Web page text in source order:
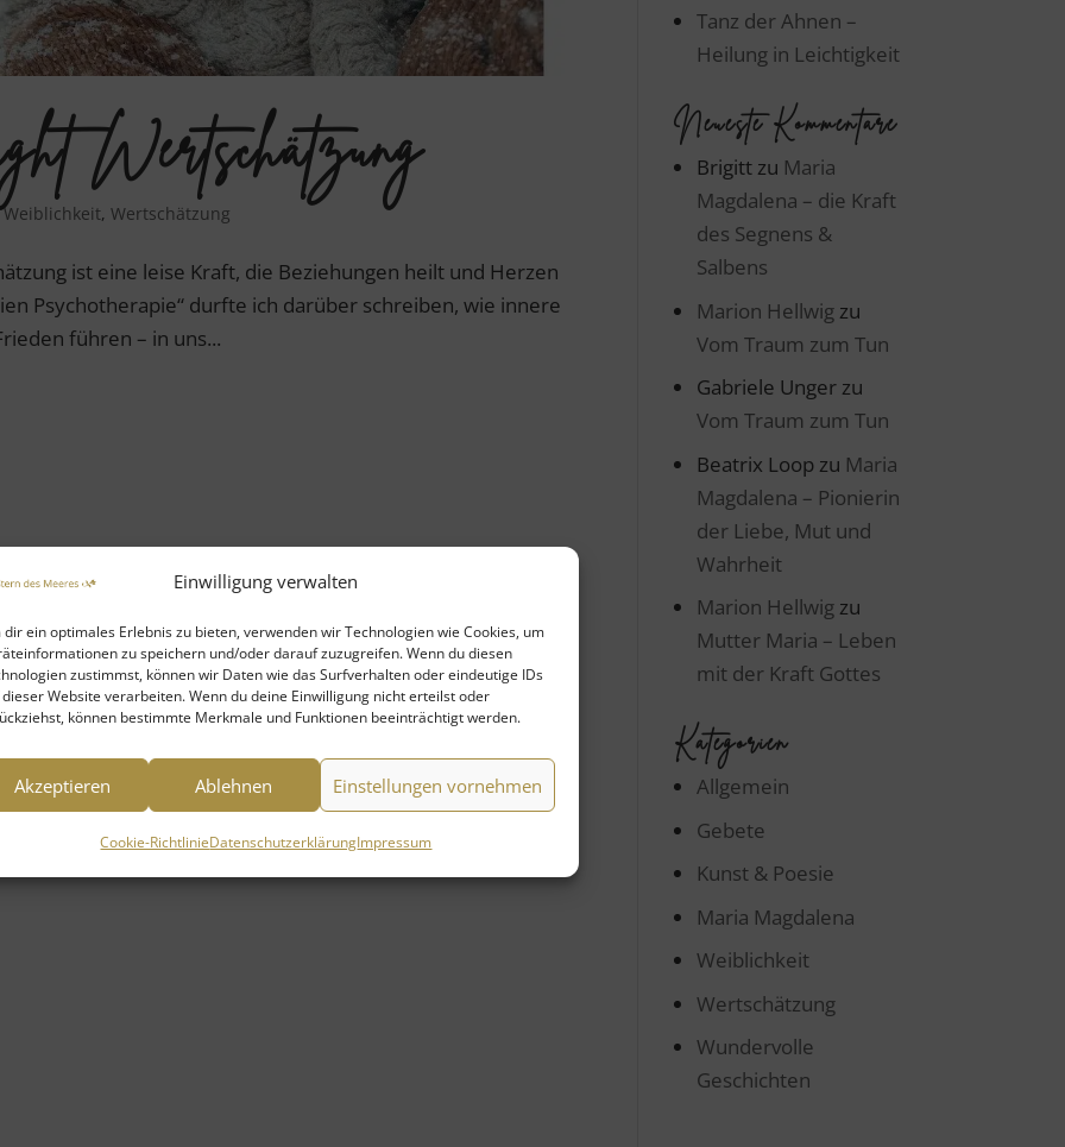
Einwilligung verwalten
dir ein optimales Erlebnis zu bieten, verwenden wir Technologien wie Cookies, um
zu speichern und/oder darauf zuzugreifen. Wenn du diesen
zustimmst, können wir Daten wie das Surfverhalten oder eindeutige IDs
Website verarbeiten. Wenn du deine Einwilligung nicht erteilst oder
können bestimmte Merkmale und Funktionen beeinträchtigt werden.
Akzeptieren Ablehnen Einstellungen vornehmen
Cookie-RichtlinieDatenschutzerklärungImpressum
Wertschätzung
Weiblichkeit,Wertschätzung
ist eine leise Kraft, die Beziehungen heilt und Herzen
Psychotherapie“ durfte ich darüber schreiben, wie innere
führen – in uns...
Tanz der Ahnen –
Heilung in Leichtigkeit
Neueste Kommentare
Brigitt zu Maria
Magdalena – die Kraft
des Segnens &
Salbens
Marion Hellwig zu
Vom Traum zum Tun
Gabriele Unger zu
Vom Traum zum Tun
Beatrix Loop zu Maria
Magdalena – Pionierin
der Liebe, Mut und
Wahrheit
Marion Hellwig zu
Mutter Maria – Leben
mit der Kraft Gottes
Kategorien
Allgemein
Gebete
Kunst & Poesie
Maria Magdalena
Weiblichkeit
Wertschätzung
Wundervolle
Geschichten